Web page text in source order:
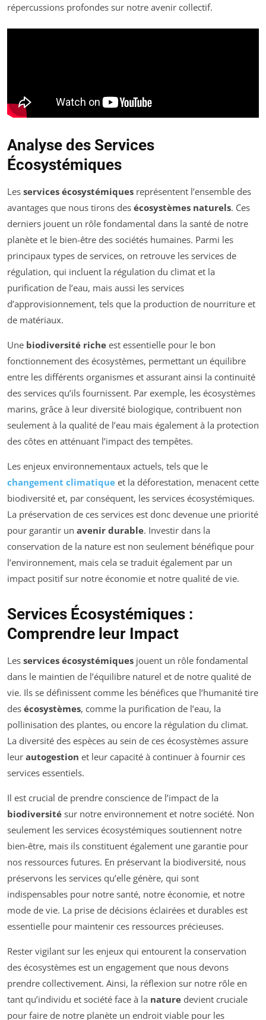
répercussions profondes sur notre avenir collectif.
Analyse des Services
Écosystémiques
Les services écosystémiques représentent l’ensemble des
avantages que nous tirons des écosystèmes naturels. Ces
derniers jouent un rôle fondamental dans la santé de notre
planète et le bien-être des sociétés humaines. Parmi les
principaux types de services, on retrouve les services de
régulation, qui incluent la régulation du climat et la
purification de l’eau, mais aussi les services
d’approvisionnement, tels que la production de nourriture et
de matériaux.
Une biodiversité riche est essentielle pour le bon
fonctionnement des écosystèmes, permettant un équilibre
entre les différents organismes et assurant ainsi la continuité
des services qu’ils fournissent. Par exemple, les écosystèmes
marins, grâce à leur diversité biologique, contribuent non
seulement à la qualité de l’eau mais également à la protection
des côtes en atténuant l’impact des tempêtes.
Les enjeux environnementaux actuels, tels que le
changement climatique et la déforestation, menacent cette
biodiversité et, par conséquent, les services écosystémiques.
La préservation de ces services est donc devenue une priorité
pour garantir un avenir durable. Investir dans la
conservation de la nature est non seulement bénéfique pour
l’environnement, mais cela se traduit également par un
impact positif sur notre économie et notre qualité de vie.
Services Écosystémiques :
Comprendre leur Impact
Les services écosystémiques jouent un rôle fondamental
dans le maintien de l’équilibre naturel et de notre qualité de
vie. Ils se définissent comme les bénéfices que l’humanité tire
des écosystèmes, comme la purification de l’eau, la
pollinisation des plantes, ou encore la régulation du climat.
La diversité des espèces au sein de ces écosystèmes assure
leur autogestion et leur capacité à continuer à fournir ces
services essentiels.
Il est crucial de prendre conscience de l’impact de la
biodiversité sur notre environnement et notre société. Non
seulement les services écosystémiques soutiennent notre
bien-être, mais ils constituent également une garantie pour
nos ressources futures. En préservant la biodiversité, nous
préservons les services qu’elle génère, qui sont
indispensables pour notre santé, notre économie, et notre
mode de vie. La prise de décisions éclairées et durables est
essentielle pour maintenir ces ressources précieuses.
Rester vigilant sur les enjeux qui entourent la conservation
des écosystèmes est un engagement que nous devons
prendre collectivement. Ainsi, la réflexion sur notre rôle en
tant qu’individu et société face à la nature devient cruciale
pour faire de notre planète un endroit viable pour les